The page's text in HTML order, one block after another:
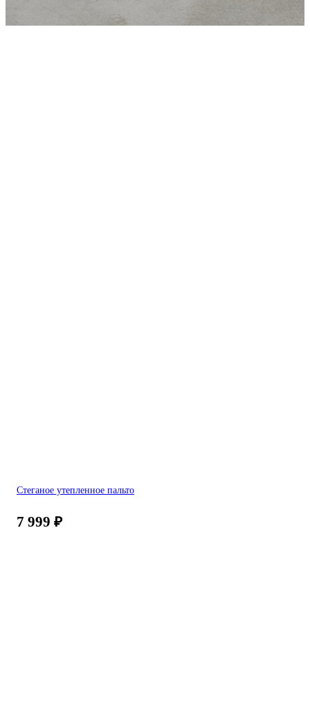
Стеганое утепленное пальто
7 999 ₽